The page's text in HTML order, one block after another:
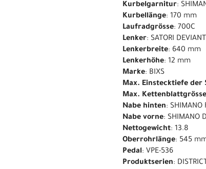
Kurbelgarnitur:
Kurbellänge: 170 mm
Laufradgrösse: 700C
Lenker: SATORI
Lenkerbreite: 640 mm
Lenkerhöhe: 12 mm
Marke: BIXS
Max. Einstecktiefe der
Max. Kettenblattgrösse
Nabe hinten: SHIMANO
Nabe vorne: SHIMANO
Nettogewicht: 13.8
Oberrohrlänge: 545
Pedal: VPE-536
Produktserien: DISTRICT